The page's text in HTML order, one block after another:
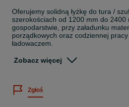
Oferujemy solidną łyżkę do tura /
szerokościach od 1200 mm do
gospodarstwie, przy załadunku
porządkowych oraz codziennej
ładowaczem.
Dostępne szerokości i pojemności:
– 1500 mm / 150 cm – pojemność
– 1600 mm / 160 cm – pojemność
Zobacz więcej
Zgłoś